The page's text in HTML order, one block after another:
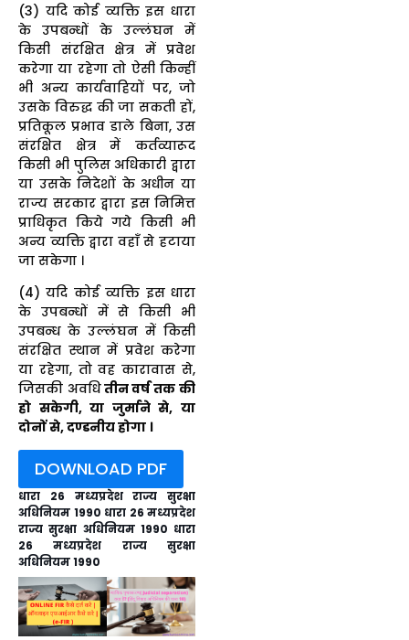
(3) यदि कोई व्यक्ति इस धारा
के उपबन्धों के उल्लंघन में
किसी संरक्षित क्षेत्र में प्रवेश
करेगा या रहेगा तो ऐसी किन्हीं
भी अन्य कार्यवाहियों पर, जो
उसके विरुद्ध की जा सकती हों,
प्रतिकूल प्रभाव डाले बिना, उस
संरक्षित क्षेत्र में कर्तव्यारूद
किसी भी पुलिस अधिकारी द्वारा
या उसके निदेशों के अधीन या
राज्य सरकार द्वारा इस निमित्त
प्राधिकृत किये गये किसी भी
अन्य व्यक्ति द्वारा वहाँ से हटाया
जा सकेगा ।
(4) यदि कोई व्यक्ति इस धारा
के उपबन्धों में से किसी भी
उपबन्ध के उल्लंघन में किसी
संरक्षित स्थान में प्रवेश करेगा
या रहेगा, तो वह कारावास से,
जिसकी अवधितीन वर्ष तक की
हो सकेगी, या जुर्माने से, या
दोनों से, दण्डनीय होगा ।
DOWNLOAD PDF
धारा 26 मध्यप्रदेश राज्य सुरक्षा
अधिनियम 1990 धारा 26 मध्यप्रदेश
राज्य सुरक्षा अधिनियम 1990 धारा
26 मध्यप्रदेश राज्य सुरक्षा
अधिनियम 1990